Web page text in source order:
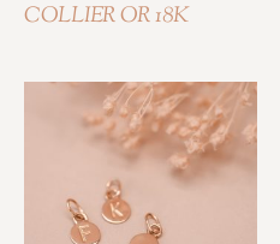
COLLIER OR 18K